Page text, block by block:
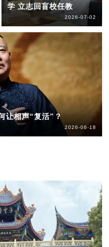
学 立志回盲校任教
2026-07-02
让相声“复活”？
2026-06-18